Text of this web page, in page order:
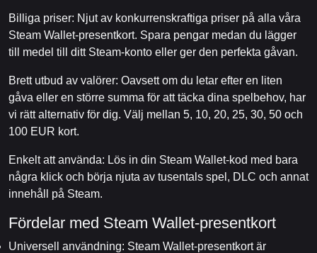
Billiga priser: Njut av konkurrenskraftiga priser på alla våra
Steam Wallet-presentkort. Spara pengar medan du lägger
till medel till ditt Steam-konto eller ger den perfekta gåvan.
Brett utbud av valörer: Oavsett om du letar efter en liten
gåva eller en större summa för att täcka dina spelbehov, har
vi rätt alternativ för dig. Välj mellan 5, 10, 20, 25, 30, 50 och
100 EUR kort.
Enkelt att använda: Lös in din Steam Wallet-kod med bara
några klick och börja njuta av tusentals spel, DLC och annat
innehåll på Steam.
Fördelar med Steam Wallet-presentkort
Universell användning: Steam Wallet-presentkort är